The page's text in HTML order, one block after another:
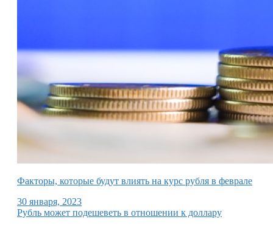
Факторы, которые будут влиять на курс рубля в феврале
30 января, 2023
Рубль может подешеветь в отношении к доллару